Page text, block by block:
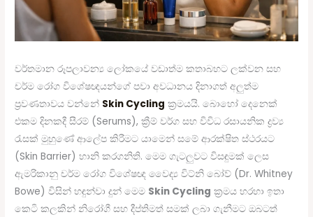
වර්තමාන රූපලාවන්‍ය ලෝකයේ වඩාත්ම කතාබහට ලක්වන සහ
චර්ම රෝග විශේෂඥයන්ගේ පවා අවධානය දිනාගත් අලුත්ම
ප්‍රවණතාවය වන්නේ Skin Cycling ක්‍රමයයි. බොහෝ දෙනෙක්
එකම දිනකදී සීරම් (Serums), ක්‍රීම් වර්ග සහ විවිධ රසායනික ද්‍රව්‍ය
රැසක් මුහුණේ ආලේප කිරීමට යාමෙන් සමේ ආරක්ෂිත ස්ථරයට
(Skin Barrier) හානි කරගනිති. මෙම ගැටලුවට විසඳුමක් ලෙස
ඇමරිකානු චර්ම රෝග විශේෂඥ වෛද්‍ය විට්නි බෝව් (Dr. Whitney
Bowe) විසින් හඳුන්වා දුන් මෙම Skin Cycling ක්‍රමය හරහා ඉතා
කෙටි කලකින් නිරෝගී සහ දීප්තිමත් සමක් ලබා ගැනීමට ඔබටත්